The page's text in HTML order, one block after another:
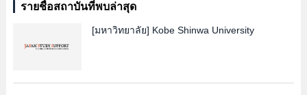
รายชื่อสถาบันที่พบล่าสุด
[มหาวิทยาลัย] Kobe Shinwa University